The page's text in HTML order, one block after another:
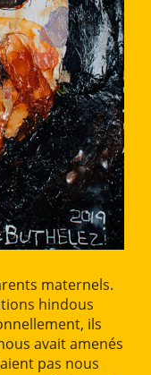
maternels.
hindous
ils
avait amenés
pas nous